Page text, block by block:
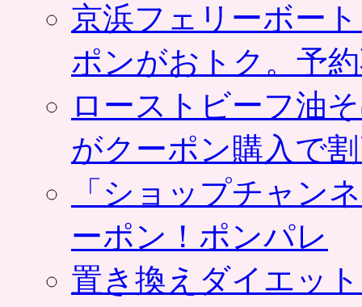
京浜フェリーボー
ポンがおトク。予
ローストビーフ油
がクーポン購入で
「ショップチャン
ーポン！ポンパレ
置き換えダイエッ